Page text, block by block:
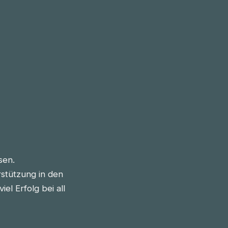
in den
Erfolg bei all